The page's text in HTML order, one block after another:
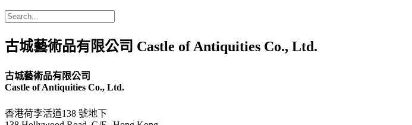
古城藝術品有限公司 Castle of Antiquities Co., Ltd.
古城藝術品有限公司
Castle of Antiquities Co., Ltd.
香港荷李活道138 號地下